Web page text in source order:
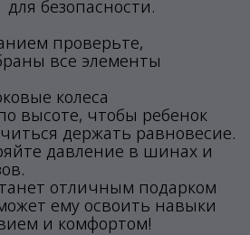
безопасности.
проверьте,
все элементы
колеса
высоте, чтобы ребенок
держать равновесие.
давление в шинах и
отличным подарком
ему освоить навыки
и комфортом!